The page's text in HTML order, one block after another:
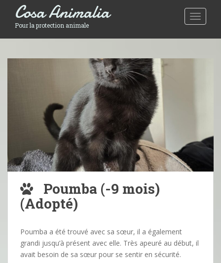
Toggle
Cosa Animalia
Pour la protection animale
Poumba (-9 mois)
(Adopté)
Poumba a été trouvé avec sa sœur, il a également
grandi jusqu’à présent avec elle. Très apeuré au début, il
avait besoin de sa sœur pour se sentir en sécurité.